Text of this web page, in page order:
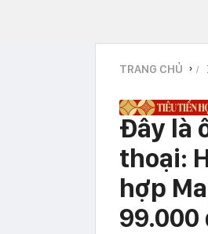
TRANG CHỦ ›
Đây là
thoại:
hợp
99.000